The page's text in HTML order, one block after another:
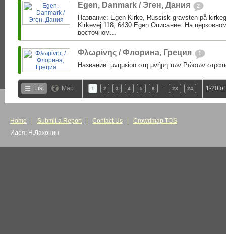
Egen, Danmark / Эген, Дания 2
Название: Egen Kirke, Russisk gravsten på
Kirkevej 118, 6430 Egen Описание: На
восточном...
Φλωρίνης / Флорина, Греция 1
Название: μνημείου στη μνήμη των Ρώσων
List Map 1 2 3 4 5 6 23 24 1-20
Home Submit a Report Contact Us
Crowdmap TOS
Идея: Н.Лахонин